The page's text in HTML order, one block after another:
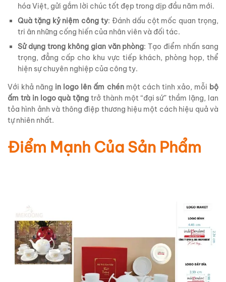
hóa Việt, gửi gắm lời chúc tốt đẹp trong dịp đầu năm mới.
Quà tặng kỷ niệm công ty: Đánh dấu cột mốc quan trọng,
tri ân những cống hiến của nhân viên và đối tác.
Sử dụng trong không gian văn phòng: Tạo điểm nhấn sang
trọng, đẳng cấp cho khu vực tiếp khách, phòng họp, thể
hiện sự chuyên nghiệp của công ty.
Với khả năng in logo lên ấm chénmột cách tinh xảo, mỗi bộ
ấm trà in logo quà tặng trở thành một “đại sứ” thầm lặng, lan
tỏa hình ảnh và thông điệp thương hiệu một cách hiệu quả và
tự nhiên nhất.
Điểm Mạnh Của Sản Phẩm